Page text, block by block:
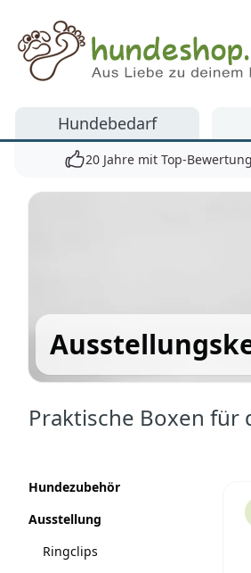
Hundeshop.de
Hundebedarf
20 Jahre mit Top-
Praktische Boxen für
Kategorien
Hundezubehör
Ausstellung
Ringclips